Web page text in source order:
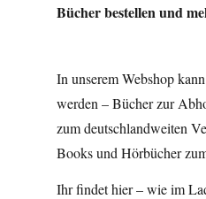
Bücher bestellen und
In unserem Webshop
werden – Bücher zur
zum deutschlandweiten
Books und Hörbücher
Ihr findet hier – wie im